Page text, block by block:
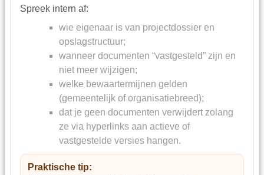
Spreek intern af:
wie eigenaar is van projectdossier en
opslagstructuur;
wanneer documenten “vastgesteld” zijn en
niet meer wijzigen;
welke bewaartermijnen gelden
(gemeentelijk of organisatiebreed);
dat je geen documenten verwijdert zolang
ze via hyperlinks aan actieve of
vastgestelde versies hangen.
Praktische tip: